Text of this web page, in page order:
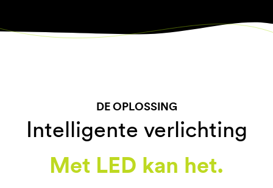
DE OPLOSSING
Intelligente verlichting
Met LED kan het.